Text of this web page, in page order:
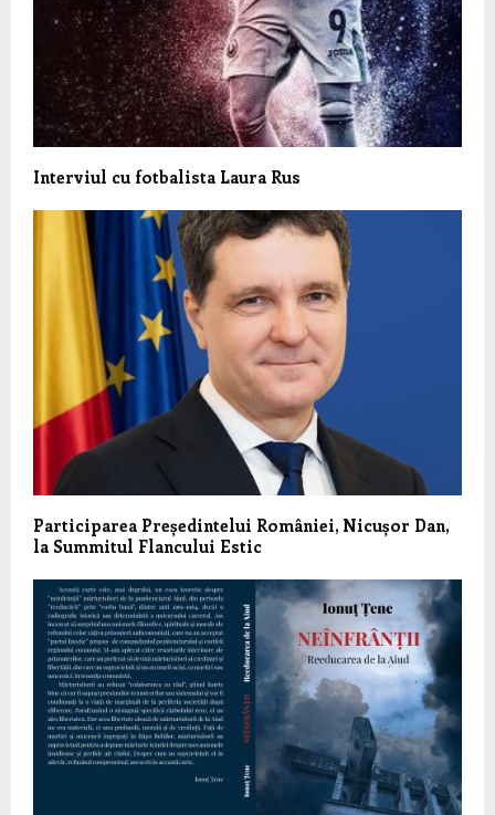
Interviul cu fotbalista Laura Rus
Participarea Președintelui României, Nicușor Dan,
la Summitul Flancului Estic